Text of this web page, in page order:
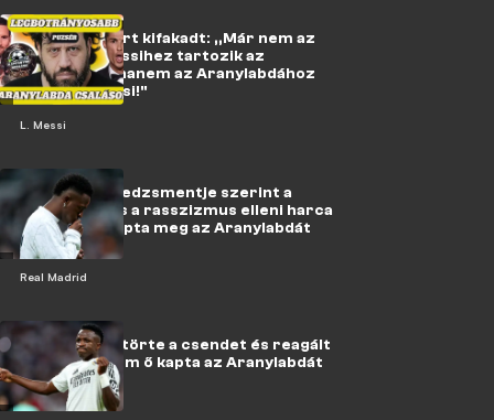
L. Messi
Puzsér Róbert kifakadt: „Már nem az
van, hogy Messihez tartozik az
Aranylabda, hanem az Aranylabdához
tartozik Messi!"
Real Madrid
Vinícius menedzsmentje szerint a
brazil játékos a rasszizmus elleni harca
miatt nem kapta meg az Aranylabdát
Vinícius megtörte a csendet és reagált
arra, hogy nem ő kapta az Aranylabdát